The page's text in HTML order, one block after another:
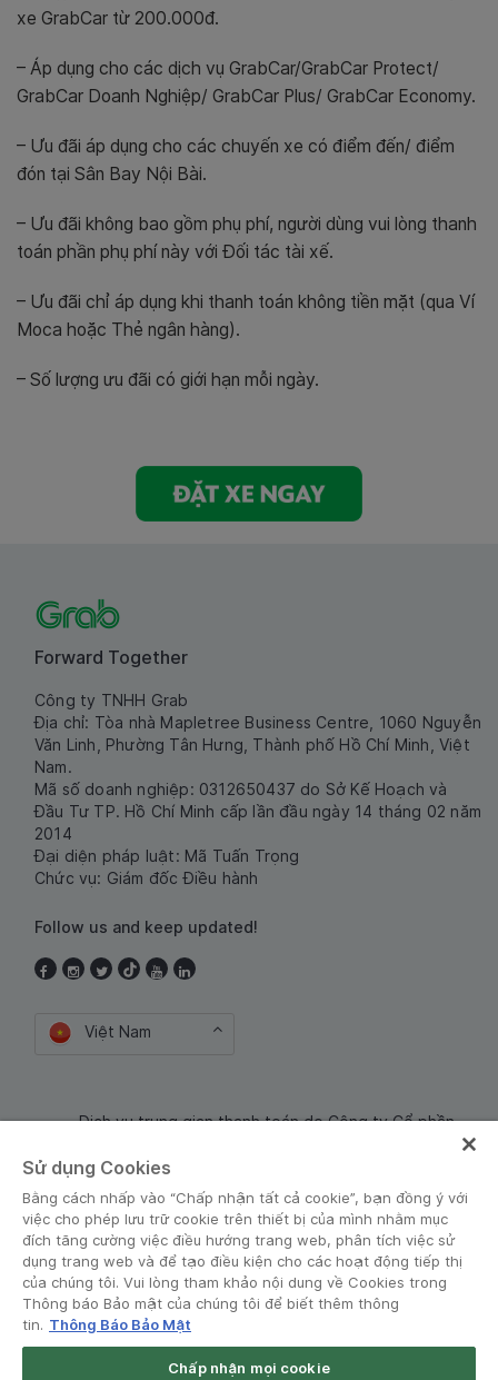
xe GrabCar từ 200.000đ.
– Áp dụng cho các dịch vụ GrabCar/GrabCar Protect/
GrabCar Doanh Nghiệp/ GrabCar Plus/ GrabCar Economy.
– Ưu đãi áp dụng cho các chuyến xe có điểm đến/ điểm
đón tại Sân Bay Nội Bài.
– Ưu đãi không bao gồm phụ phí, người dùng vui lòng thanh
toán phần phụ phí này với Đối tác tài xế.
– Ưu đãi chỉ áp dụng khi thanh toán không tiền mặt (qua Ví
Moca hoặc Thẻ ngân hàng).
– Số lượng ưu đãi có giới hạn mỗi ngày.
Forward Together
Công ty TNHH Grab
Địa chỉ: Tòa nhà Mapletree Business Centre, 1060 Nguyễn
Văn Linh, Phường Tân Hưng, Thành phố Hồ Chí Minh, Việt
Nam.
Mã số doanh nghiệp: 0312650437 do Sở Kế Hoạch và
Đầu Tư TP. Hồ Chí Minh cấp lần đầu ngày 14 tháng 02 năm
2014
Đại diện pháp luật: Mã Tuấn Trọng
Chức vụ: Giám đốc Điều hành
Follow us and keep updated!
Việt Nam
Dịch vụ trung gian thanh toán do Công ty Cổ phần
Sử dụng Cookies
Bằng cách nhấp vào “Chấp nhận tất cả cookie”, bạn đồng ý với
việc cho phép lưu trữ cookie trên thiết bị của mình nhằm mục
đích tăng cường việc điều hướng trang web, phân tích việc sử
dụng trang web và để tạo điều kiện cho các hoạt động tiếp thị
của chúng tôi. Vui lòng tham khảo nội dung về Cookies trong
Thông báo Bảo mật của chúng tôi để biết thêm thông
tin. Thông Báo Bảo Mật
Chấp nhận mọi cookie